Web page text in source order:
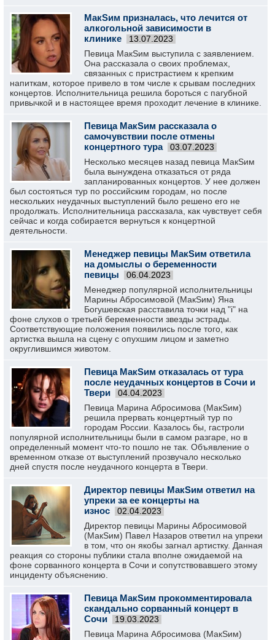
МакSим призналась, что лечится от
алкогольной зависимости в
клинике
13.07.2023
Певица МакSим выступила с заявлением.
Она рассказала о своих проблемах,
связанных с пристрастием к крепким
напиткам, которое привело в том числе к срывам последних
концертов. Исполнительница решила бороться с пагубной
привычкой и в настоящее время проходит лечение в клинике.
Певица МакSим рассказала о
самочувствии после отмены
концертного тура
03.07.2023
Несколько месяцев назад певица МакSим
была вынуждена отказаться от ряда
запланированных концертов. У нее должен
был состояться тур по российским городам, но после
нескольких неудачных выступлений было решено его не
продолжать. Исполнительница рассказала, как чувствует себя
сейчас и когда собирается вернуться к концертной
деятельности.
Менеджер певицы МакSим ответила
на домыслы о беременности
певицы
06.04.2023
Менеджер популярной исполнительницы
Марины Абросимовой (МакSим) Яна
Богушевская расставила точки над "i" на
фоне слухов о третьей беременности звезды эстрады.
Соответствующие положения появились после того, как
артистка вышла на сцену с опухшим лицом и заметно
округлившимся животом.
Певица МакSим отказалась от тура
после неудачных концертов в Сочи и
Твери
04.04.2023
Певица Марина Абросимова (МакSим)
решила прервать концертный тур по
городам России. Казалось бы, гастроли
популярной исполнительницы были в самом разгаре, но в
определенный момент что-то пошло не так. Объявление о
временном отказе от выступлений прозвучало несколько
дней спустя после неудачного концерта в Твери.
Директор певицы МакSим ответил на
упреки за ее концерты на
износ
02.04.2023
Директор певицы Марины Абросимовой
(МакSим) Павел Назаров ответил на упреки
в том, что он якобы загнал артистку. Данная
реакция со стороны публики стала вполне ожидаемой на
фоне сорванного концерта в Сочи и сопутствовавшего этому
инциденту объяснению.
Певица МакSим прокомментировала
скандально сорванный концерт в
Сочи
19.03.2023
Певица Марина Абросимова (МакSим)